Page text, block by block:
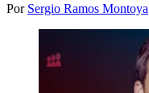
Por Sergio Ramos Montoya